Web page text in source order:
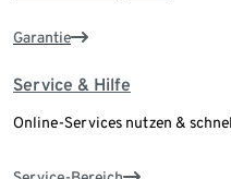
Garantie
Service & Hilfe
Online-Services nutzen &